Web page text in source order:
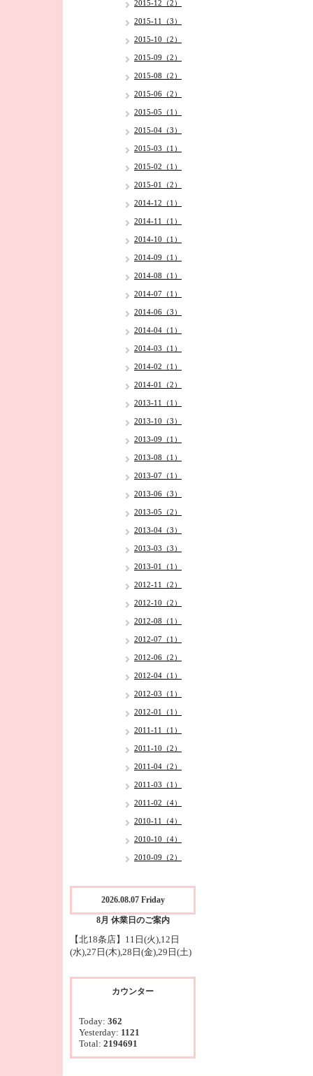
2015-12（2）
2015-11（3）
2015-10（2）
2015-09（2）
2015-08（2）
2015-06（2）
2015-05（1）
2015-04（3）
2015-03（1）
2015-02（1）
2015-01（2）
2014-12（1）
2014-11（1）
2014-10（1）
2014-09（1）
2014-08（1）
2014-07（1）
2014-06（3）
2014-04（1）
2014-03（1）
2014-02（1）
2014-01（2）
2013-11（1）
2013-10（3）
2013-09（1）
2013-08（1）
2013-07（1）
2013-06（3）
2013-05（2）
2013-04（3）
2013-03（3）
2013-01（1）
2012-11（2）
2012-10（2）
2012-08（1）
2012-07（1）
2012-06（2）
2012-04（1）
2012-03（1）
2012-01（1）
2011-11（1）
2011-10（2）
2011-04（2）
2011-03（1）
2011-02（4）
2010-11（4）
2010-10（4）
2010-09（2）
2026.08.07 Friday
8月 休業日のご案内
【北18条店】11日(火),12日
(水),27日(木),28日(金),29日(土)
カウンター
Today: 362
Yesterday: 1121
Total: 2194691